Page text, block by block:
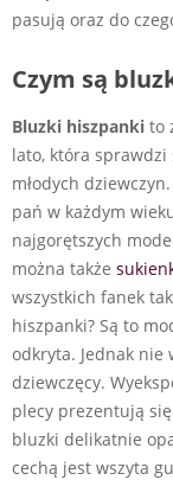
pasują oraz do
Czym są
Bluzki hiszpanki to
lato, która sprawdzi
młodych
pań w każdym
najgorętszych
można także
wszystkich fanek
hiszpanki? Są to
odkryta. Jednak nie
dziewczęcy.
plecy prezentują
bluzki delikatnie
cechą jest wszyta